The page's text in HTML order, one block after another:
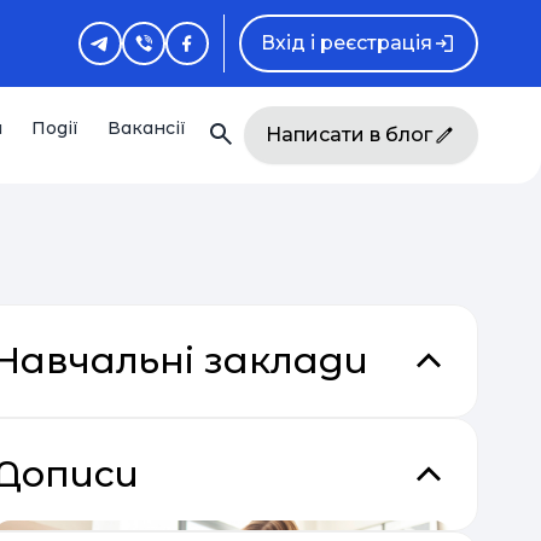
Вхід і реєстрація
Події Вакансії Написати в блог
заклади